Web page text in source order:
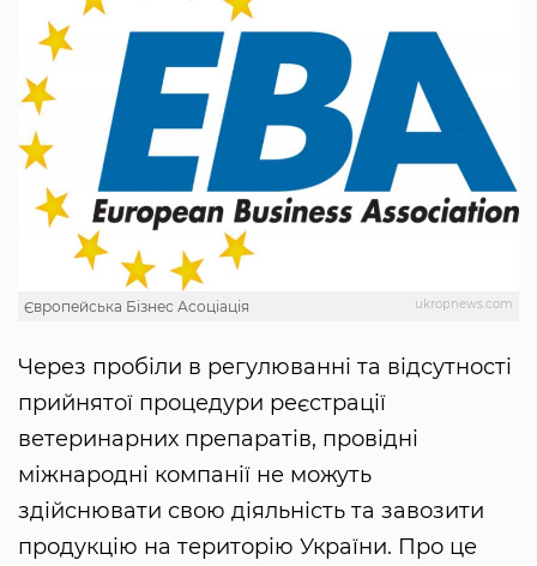
ukropnews.com
Європейська Бізнес Асоціація
Через пробіли в регулюванні та відсутності
прийнятої процедури реєстрації
ветеринарних препаратів, провідні
міжнародні компанії не можуть
здійснювати свою діяльність та завозити
продукцію на територію України. Про це